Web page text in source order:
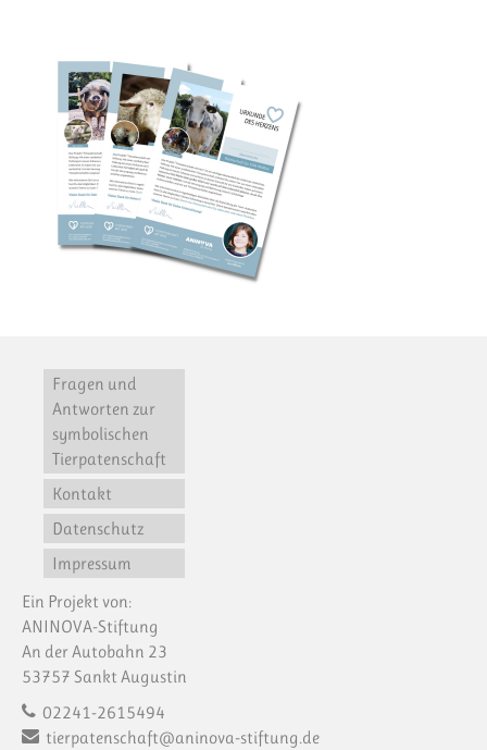
Fragen und
Antworten zur
symbolischen
Tierpatenschaft
Kontakt
Datenschutz
Impressum
Ein Projekt von:
ANINOVA-Stiftung
An der Autobahn 23
53757 Sankt Augustin
02241-2615494
tierpatenschaft@aninova-stiftung.de